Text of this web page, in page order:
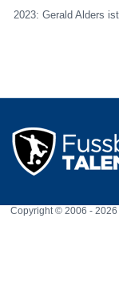
2023: Gerald Alders
Copyright © 2006 -